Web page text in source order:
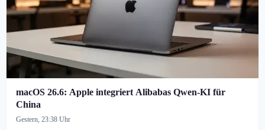
macOS 26.6: Apple integriert Alibabas Qwen-KI für
China
Gestern, 23:38 Uhr